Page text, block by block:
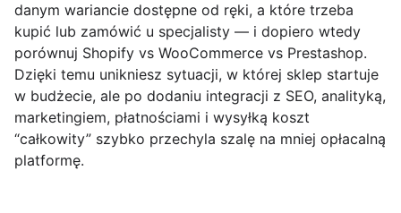
danym wariancie dostępne od ręki, a które trzeba
kupić lub zamówić u specjalisty — i dopiero wtedy
porównuj Shopify vs WooCommerce vs Prestashop.
Dzięki temu unikniesz sytuacji, w której sklep startuje
w budżecie, ale po dodaniu integracji z SEO, analityką,
marketingiem, płatnościami i wysyłką koszt
“całkowity” szybko przechyla szalę na mniej opłacalną
platformę.